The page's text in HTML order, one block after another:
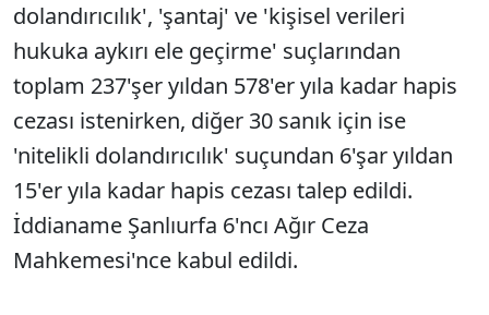
dolandırıcılık', 'şantaj' ve 'kişisel verileri
hukuka aykırı ele geçirme' suçlarından
toplam 237'şer yıldan 578'er yıla kadar hapis
cezası istenirken, diğer 30 sanık için ise
'nitelikli dolandırıcılık' suçundan 6'şar yıldan
15'er yıla kadar hapis cezası talep edildi.
İddianame Şanlıurfa 6'ncı Ağır Ceza
Mahkemesi'nce kabul edildi.